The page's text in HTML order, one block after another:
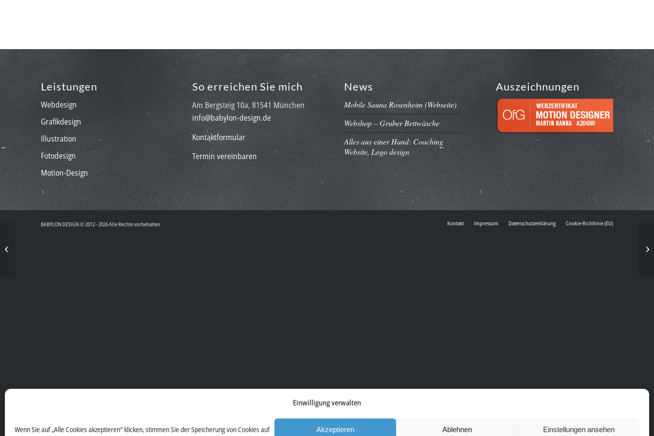
Einwilligung verwalten
Wenn Sie auf „Alle Cookies akzeptieren" klicken, stimmen Sie der Speicherung von Cookies auf
Akzeptieren Ablehnen Einstellungen ansehen
Leistungen
Webdesign
Grafikdesign
Illustration
Fotodesign
Motion-Design
So erreichen Sie mich
Am Bergsteig 10a, 81541 München
info@babylon-design.de
Kontaktformular
Termin vereinbaren
News
Mobile Sauna Rosenheim (Webseite)
Webshop – Gruber Bettwäsche
Alles aus einer Hand: Coaching
Website, Logo design
Auszeichnungen
BABYLON DESIGN © 2012 - 2026 Alle Rechte vorbehalten Kontakt Impressum Datenschutzerklärung Cookie-Richtlinie (EU)